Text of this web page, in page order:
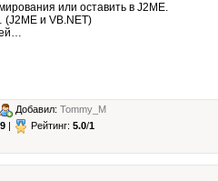
или оставить в J2ME.
(J2ME и VВ.NЕТ)
Добавил: Tommy_M
9| Рейтинг: 5.0/1